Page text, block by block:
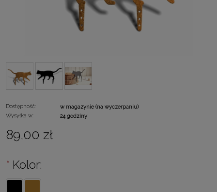
Dostępność:
w magazynie (na wyczerpaniu)
Wysyłka w:
24 godziny
89,00 zł
* Kolor: